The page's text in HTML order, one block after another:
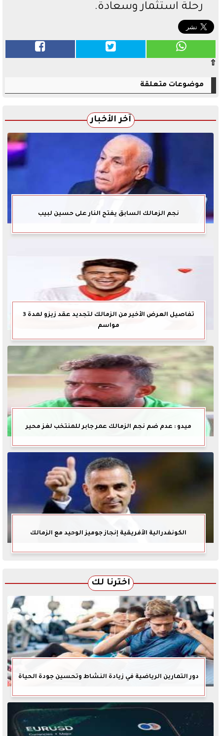
رحلة استثمار وسعادة.
⇧
موضوعات متعلقة
آخر الأخبار
نجم الزمالك السابق يفتح النار على حسين لبيب
تفاصيل العرض الأخير من الزمالك لتجديد عقد زيزو لمدة 3
مواسم
ميدو : عدم ضم نجم الزمالك عمر جابر للمنتخب لغز محير
الكونفدرالية الأفريقية إنجاز جوميز الوحيد مع الزمالك
اخترنا لك
دور التمارين الرياضية في زيادة النشاط وتحسين جودة الحياة